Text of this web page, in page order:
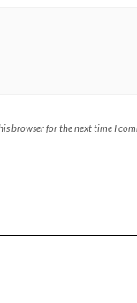
browser for the next time I